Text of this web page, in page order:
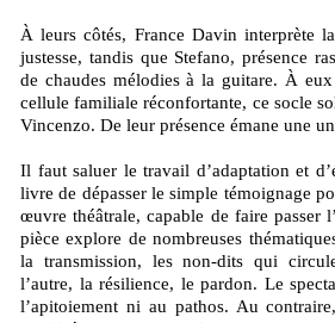
À leurs côtés, France Davin interprète
justesse, tandis que Stefano, présence
de chaudes mélodies à la guitare. À
cellule familiale réconfortante, ce socle
Vincenzo. De leur présence émane une
Il faut saluer le travail d’adaptation et
livre de dépasser le simple témoignage
œuvre théâtrale, capable de faire passer
pièce explore de nombreuses
la transmission, les non-dits qui
l’autre, la résilience, le pardon. Le
l’apitoiement ni au pathos. Au